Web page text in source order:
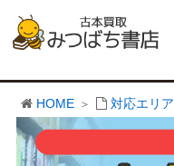
HOME 対応エリア